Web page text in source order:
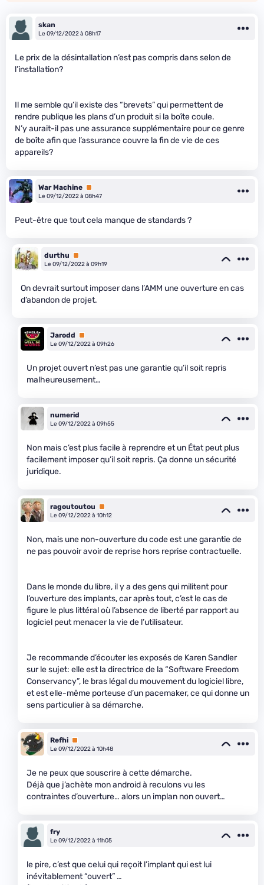
skan
Le 09/12/2022 à 08h17
Le prix de la désintallation n’est pas compris dans selon de
l’installation?
Il me semble qu’il existe des “brevets” qui permettent de
rendre publique les plans d’un produit si la boîte coule.
N’y aurait-il pas une assurance supplémentaire pour ce genre
de boîte afin que l’assurance couvre la fin de vie de ces
appareils?
War Machine Premium
Le 09/12/2022 à 08h47
Peut-être que tout cela manque de standards ?
durthu
Premium
Le 09/12/2022 à 09h19
On devrait surtout imposer dans l’AMM une ouverture en cas
d’abandon de projet.
Jarodd
Premium
Le 09/12/2022 à 09h26
Un projet ouvert n’est pas une garantie qu’il soit repris
malheureusement…
numerid
Le 09/12/2022 à 09h55
Non mais c’est plus facile à reprendre et un État peut plus
facilement imposer qu’il soit repris. Ça donne un sécurité
juridique.
ragoutoutou
Premium
Le 09/12/2022 à 10h12
Non, mais une non-ouverture du code est une garantie de
ne pas pouvoir avoir de reprise hors reprise contractuelle.
Dans le monde du libre, il y a des gens qui militent pour
l’ouverture des implants, car après tout, c’est le cas de
figure le plus littéral où l’absence de liberté par rapport au
logiciel peut menacer la vie de l’utilisateur.
Je recommande d’écouter les exposés de Karen Sandler
sur le sujet: elle est la directrice de la “Software Freedom
Conservancy”, le bras légal du mouvement du logiciel libre,
et est elle-même porteuse d’un pacemaker, ce qui donne un
sens particulier à sa démarche.
Refhi Premium
Le 09/12/2022 à 10h48
Je ne peux que souscrire à cette démarche.
Déjà que j’achète mon android à reculons vu les
contraintes d’ouverture… alors un implan non ouvert…
fry
Le 09/12/2022 à 11h05
le pire, c’est que celui qui reçoit l’implant qui est lui
inévitablement “ouvert” …